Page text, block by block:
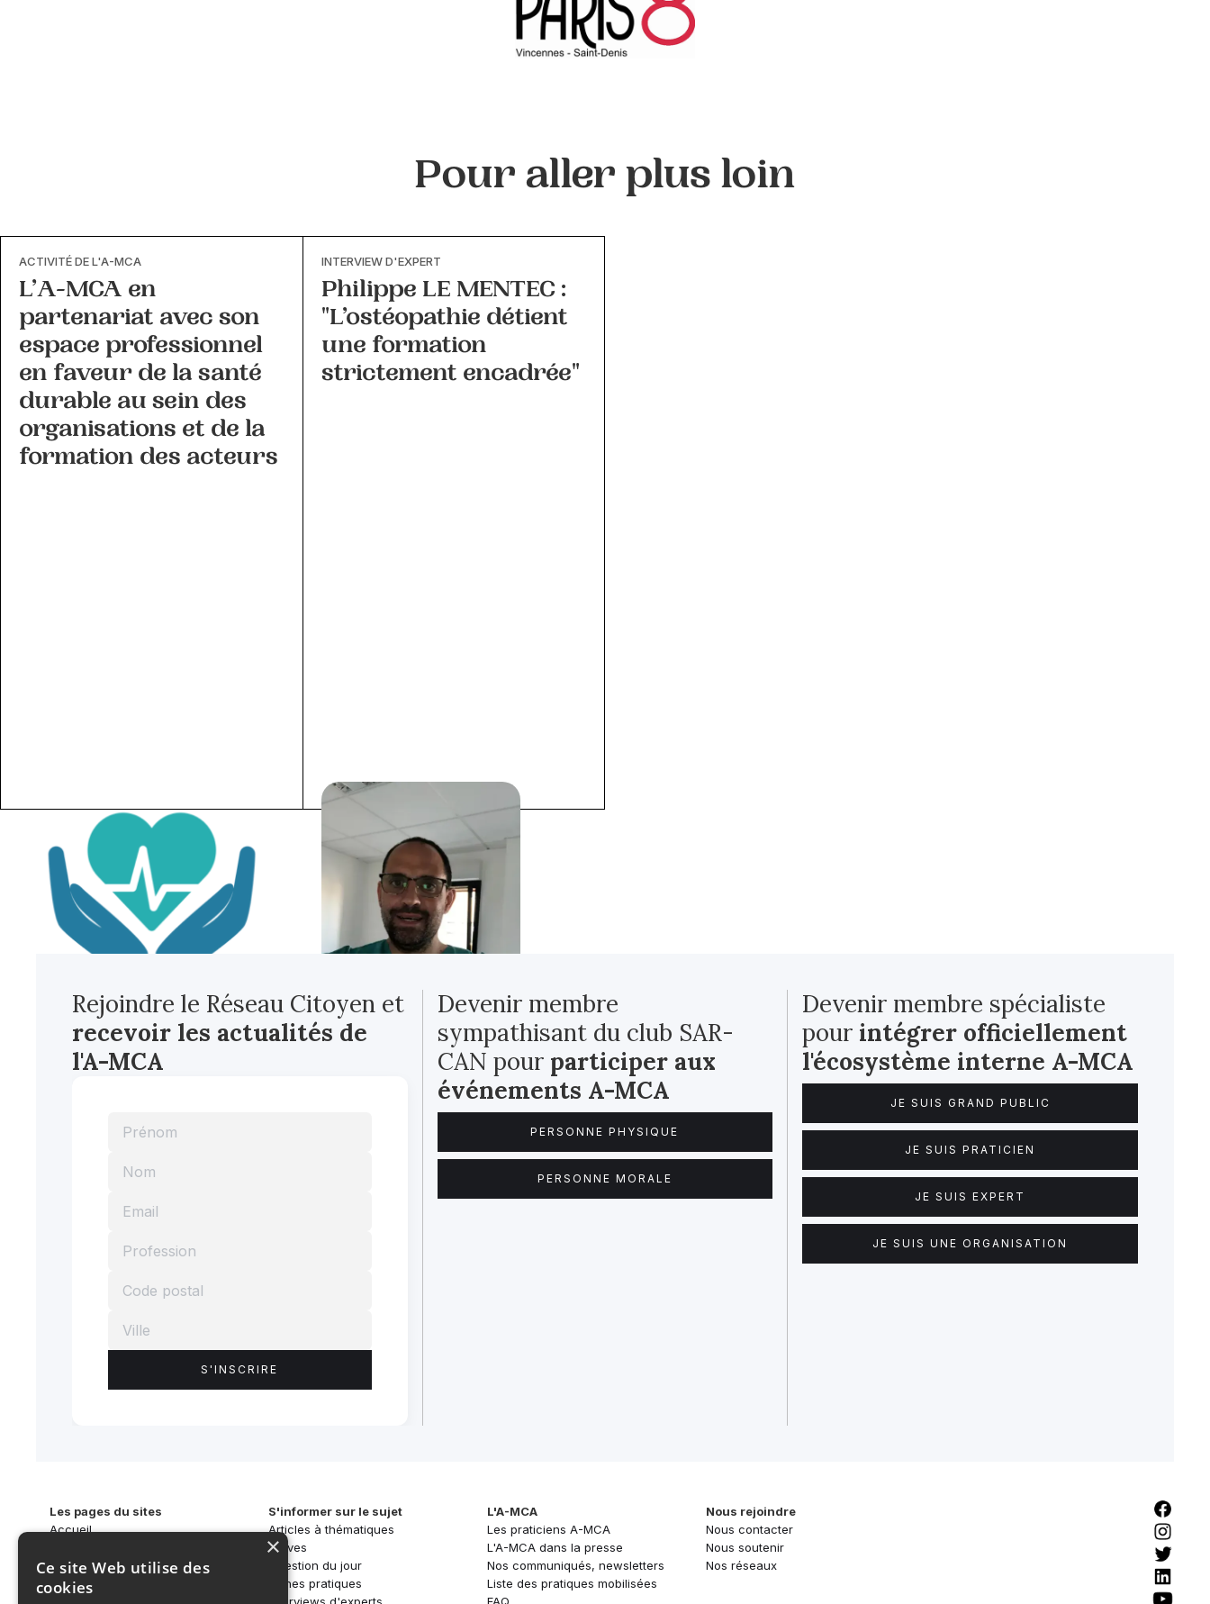
Pour aller plus loin
ACTIVITÉ DE L'A-MCA
L’A-MCA en
partenariat avec son
espace professionnel
en faveur de la santé
durable au sein des
organisations et de la
formation des acteurs
INTERVIEW D'EXPERT
Philippe LE MENTEC :
"L’ostéopathie détient
une formation
strictement encadrée"
Rejoindre le Réseau Citoyen et
recevoir les actualités de
l'A-MCA
Devenir membre
sympathisant du club SAR-
CAN pour participer aux
événements A-MCA
PERSONNE PHYSIQUE
PERSONNE MORALE
Devenir membre spécialiste
pour intégrer officiellement
l'écosystème interne A-MCA
JE SUIS GRAND PUBLIC
JE SUIS PRATICIEN
JE SUIS EXPERT
JE SUIS UNE ORGANISATION
Les pages du sites
Accueil
SAR-CAN
Activités
S'informer sur le sujet
Articles à thématiques
Brèves
Question du jour
Fiches pratiques
Interviews d'experts
L'A-MCA
Les praticiens A-MCA
L'A-MCA dans la presse
Nos communiqués, newsletters
Liste des pratiques mobilisées
FAQ
Nous rejoindre
Nous contacter
Nous soutenir
Nos réseaux
×
Ce site Web utilise des
cookies